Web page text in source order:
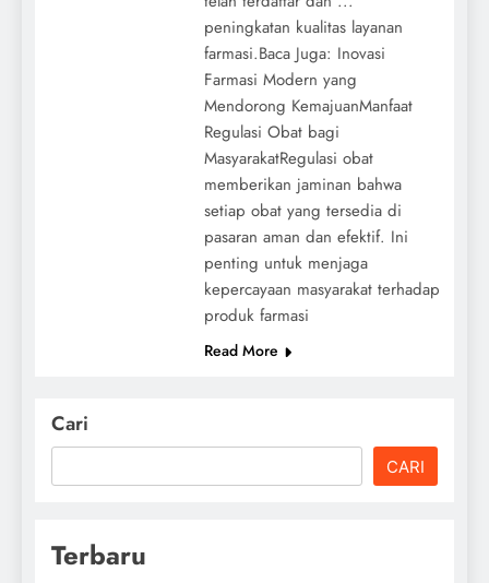
peningkatan kualitas layanan
farmasi.Baca Juga: Inovasi
Farmasi Modern yang
Mendorong KemajuanManfaat
Regulasi Obat bagi
MasyarakatRegulasi obat
memberikan jaminan bahwa
setiap obat yang tersedia di
pasaran aman dan efektif. Ini
penting untuk menjaga
kepercayaan masyarakat terhadap
produk farmasi
Read More
Cari
CARI
Terbaru